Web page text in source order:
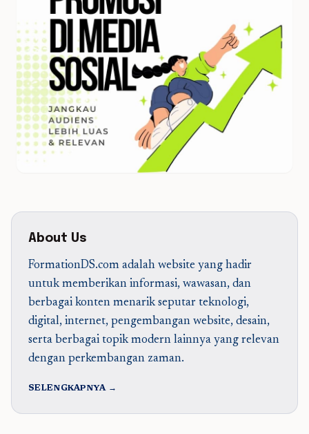
About Us
FormationDS.com adalah website yang hadir
untuk memberikan informasi, wawasan, dan
berbagai konten menarik seputar teknologi,
digital, internet, pengembangan website, desain,
serta berbagai topik modern lainnya yang relevan
dengan perkembangan zaman.
SELENGKAPNYA →